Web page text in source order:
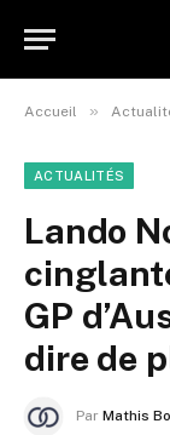
Accueil »
ACTUALITÉS
Lando
GP
dire de
Par Mathis